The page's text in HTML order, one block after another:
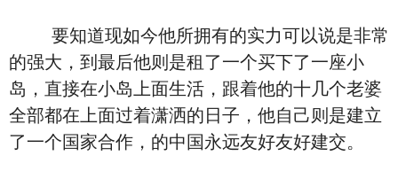
要知道现如今他所拥有的实力可以说是非常
的强大，到最后他则是租了一个买下了一座小
岛，直接在小岛上面生活，跟着他的十几个老婆
全部都在上面过着潇洒的日子，他自己则是建立
了一个国家合作，的中国永远友好友好建交。